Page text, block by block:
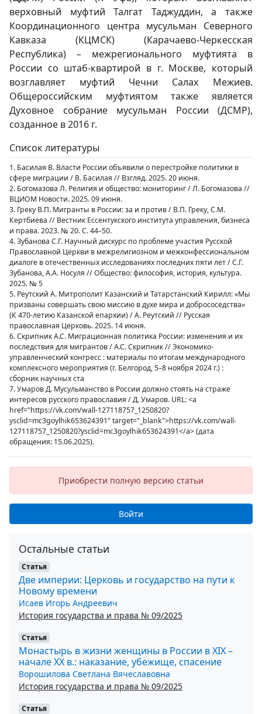
верховный муфтий Талгат Таджуддин, а также
Координационного центра мусульман Северного
Кавказа (КЦМСК) (Карачаево-Черкесская
Республика) – межрегионального муфтията в
России со штаб-квартирой в г. Москве, который
возглавляет муфтий Чечни Салах Межиев.
Общероссийским муфтиятом также является
Духовное собрание мусульман России (ДСМР),
созданное в 2016 г.
Список литературы
1. Басилая В. Власти России объявили о перестройке политики в
сфере миграции / В. Басилая // Взгляд. 2025. 20 июня.
2. Богомазова Л. Религия и общество: мониторинг / Л. Богомазова //
ВЦИОМ Новости. 2025. 09 июня.
3. Греку В.П. Мигранты в России: за и против / В.П. Греку, С.М.
Кертбиева // Вестник Ессентукского института управления, бизнеса
и права. 2023. № 20. С. 44–50.
4. Зубанова С.Г. Научный дискурс по проблеме участия Русской
Православной Церкви в межрелигиозном и межконфессиональном
диалоге в отечественных исследованиях последних пяти лет / С.Г.
Зубанова, А.А. Носуля // Общество: философия, история, культура.
2025. № 5
5. Реутский А. Митрополит Казанский и Татарстанский Кирилл: «Мы
призваны совершать свою миссию в духе мира и добрососедства»
(К 470-летию Казанской епархии) / А. Реутский // Русская
православная Церковь. 2025. 14 июня.
6. Скрипник А.С. Миграционная политика России: изменения и их
последствия для мигрантов / А.С. Скрипник // Экономико-
управленческий конгресс : материалы по итогам международного
комплексного мероприятия (г. Белгород, 5–8 ноября 2024 г.) :
сборник научных ста
7. Умаров Д. Мусульманство в России должно стоять на страже
интересов русского православия / Д. Умаров. URL: <a
href="https://vk.com/wall-127118757_1250820?
ysclid=mc3goylhik653624391" target="_blank">https://vk.com/wall-
127118757_1250820?ysclid=mc3goylhik653624391</a> (дата
обращения: 15.06.2025).
Приобрести полную версию статьи
Войти
Остальные статьи
Статья
Две империи: Церковь и государство на пути к
Новому времени
Исаев Игорь Андреевич
История государства и права № 09/2025
Статья
Монастырь в жизни женщины в России в XIX –
начале ХХ в.: наказание, убежище, спасение
Ворошилова Светлана Вячеславовна
История государства и права № 09/2025
Статья